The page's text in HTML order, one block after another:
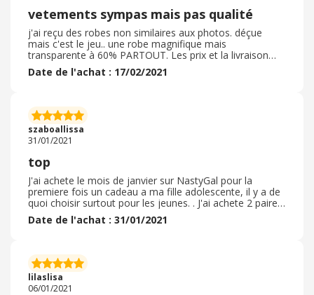
vetements sympas mais pas qualité
j'ai reçu des robes non similaires aux photos. déçue
mais c'est le jeu.. une robe magnifique mais
transparente à 60% PARTOUT. Les prix et la livraison
sont très corrects. Des modèles originaux qui se
distinguent des autres boutiques en ligne. Je porte ces
commentaire afin de peut être aider des personnes
hésitant à commander sur ce site internet marchand.
Chaussures blanches : parfaites ! je ne regrette pas cet
achat.
Date de l'achat : 17/02/2021
szaboallissa
31/01/2021
top
J'ai achete le mois de janvier sur NastyGal pour la
premiere fois un cadeau a ma fille adolescente, il y a de
quoi choisir surtout pour les jeunes. . J'ai achete 2 paires
baskets et un anorak, les reductions etait jusqu'a 60% et
plus pour certains produits ce que je trove tres
envoye le jour suivant . Recu mon colis 3 jour apres,
bien emballe. La taillle est conforme et matiere de
bonne qualite , un site que je compte revisiter.
Date de l'achat : 31/01/2021
lilaslisa
06/01/2021